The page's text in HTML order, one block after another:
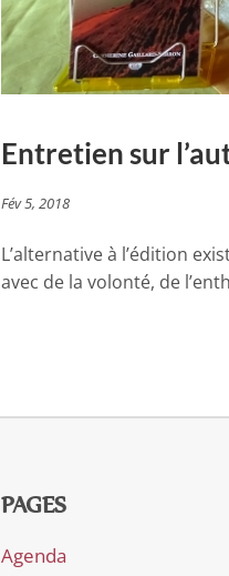
Entretien sur
Fév 5, 2018
L’alternative à l’édition
avec de la volonté, de
PAGES
Agenda